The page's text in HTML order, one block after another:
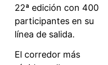
22ª edición con 400
participantes en su
línea de salida.
El corredor más